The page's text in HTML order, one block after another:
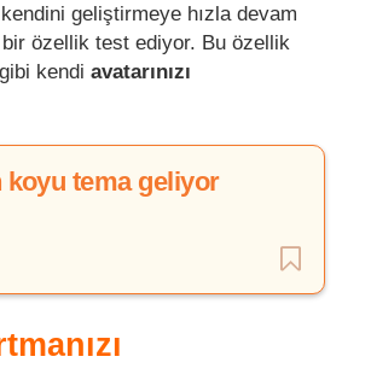
geliştirmeye hızla devam
bir özellik test ediyor. Bu özellik
kendi avatarınızı
koyu tema geliyor